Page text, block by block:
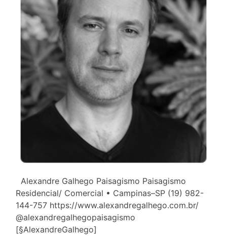
Alexandre Galhego Paisagismo Paisagismo
Residencial/ Comercial • Campinas–SP (19) 982-
144-757 https://www.alexandregalhego.com.br/
@alexandregalhegopaisagismo
[§AlexandreGalhego]